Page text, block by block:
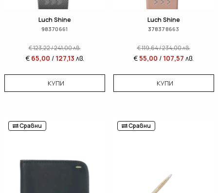
Luch Shine
98370661
€123,22/241,00лв.
€ 65,00 / 127,13 лв.
КУПИ
Luch Shine
378378663
€119,64/234,00лв.
€55,00 / 107,57 лв.
КУПИ
Сравни Сравни